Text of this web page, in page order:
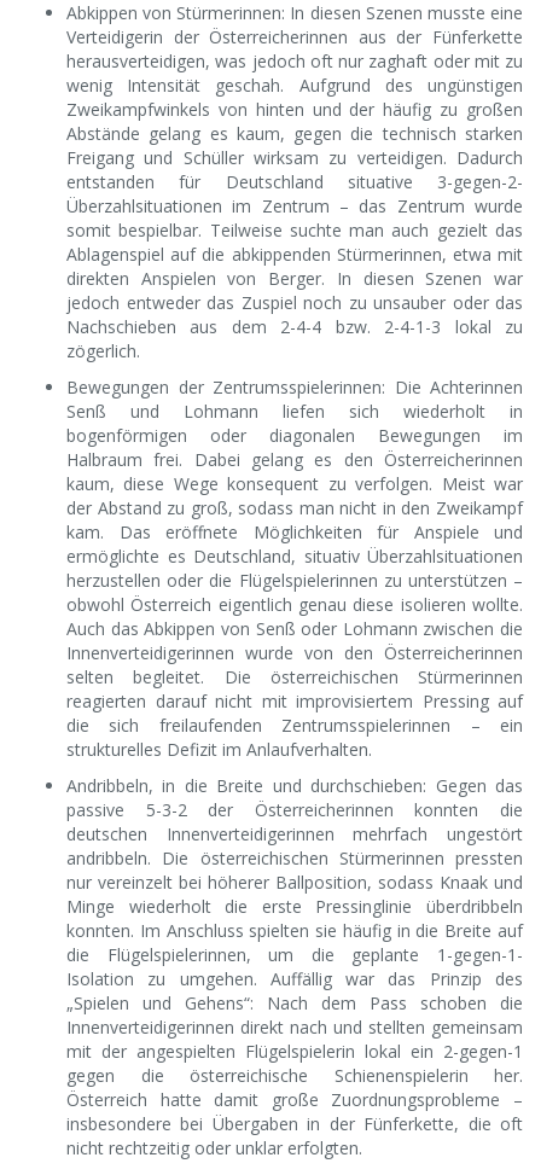
Abkippen von Stürmerinnen: In diesen Szenen musste eine
Verteidigerin der Österreicherinnen aus der Fünferkette
herausverteidigen, was jedoch oft nur zaghaft oder mit zu
wenig Intensität geschah. Aufgrund des ungünstigen
Zweikampfwinkels von hinten und der häufig zu großen
Abstände gelang es kaum, gegen die technisch starken
Freigang und Schüller wirksam zu verteidigen. Dadurch
entstanden für Deutschland situative 3-gegen-2-
Überzahlsituationen im Zentrum – das Zentrum wurde
somit bespielbar. Teilweise suchte man auch gezielt das
Ablagenspiel auf die abkippenden Stürmerinnen, etwa mit
direkten Anspielen von Berger. In diesen Szenen war
jedoch entweder das Zuspiel noch zu unsauber oder das
Nachschieben aus dem 2-4-4 bzw. 2-4-1-3 lokal zu
zögerlich.
Bewegungen der Zentrumsspielerinnen: Die Achterinnen
Senß und Lohmann liefen sich wiederholt in
bogenförmigen oder diagonalen Bewegungen im
Halbraum frei. Dabei gelang es den Österreicherinnen
kaum, diese Wege konsequent zu verfolgen. Meist war
der Abstand zu groß, sodass man nicht in den Zweikampf
kam. Das eröffnete Möglichkeiten für Anspiele und
ermöglichte es Deutschland, situativ Überzahlsituationen
herzustellen oder die Flügelspielerinnen zu unterstützen –
obwohl Österreich eigentlich genau diese isolieren wollte.
Auch das Abkippen von Senß oder Lohmann zwischen die
Innenverteidigerinnen wurde von den Österreicherinnen
selten begleitet. Die österreichischen Stürmerinnen
reagierten darauf nicht mit improvisiertem Pressing auf
die sich freilaufenden Zentrumsspielerinnen – ein
strukturelles Defizit im Anlaufverhalten.
Andribbeln, in die Breite und durchschieben: Gegen das
passive 5-3-2 der Österreicherinnen konnten die
deutschen Innenverteidigerinnen mehrfach ungestört
andribbeln. Die österreichischen Stürmerinnen pressten
nur vereinzelt bei höherer Ballposition, sodass Knaak und
Minge wiederholt die erste Pressinglinie überdribbeln
konnten. Im Anschluss spielten sie häufig in die Breite auf
die Flügelspielerinnen, um die geplante 1-gegen-1-
Isolation zu umgehen. Auffällig war das Prinzip des
„Spielen und Gehens“: Nach dem Pass schoben die
Innenverteidigerinnen direkt nach und stellten gemeinsam
mit der angespielten Flügelspielerin lokal ein 2-gegen-1
gegen die österreichische Schienenspielerin her.
Österreich hatte damit große Zuordnungsprobleme –
insbesondere bei Übergaben in der Fünferkette, die oft
nicht rechtzeitig oder unklar erfolgten.